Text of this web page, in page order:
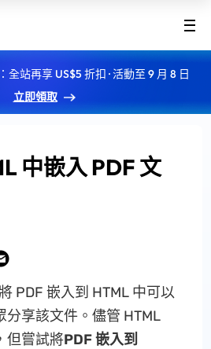
：全站再享 US$5 折扣 · 活動至 9 月 8 日
立即領取
中嵌入 PDF 文
PDF 嵌入到 HTML 中可以
分享該文件。儘管 HTML
但嘗試將PDF 嵌入到